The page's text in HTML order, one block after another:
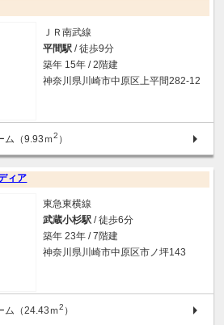
ＪＲ南武線
平間駅 / 徒歩9分
築年 15年 / 2階建
神奈川県川崎市中原区上平間282-12
ム（9.93ｍ2 ）
ィア
東急東横線
武蔵小杉駅 / 徒歩6分
築年 23年 / 7階建
神奈川県川崎市中原区市ノ坪143
ム（24.43ｍ2 ）